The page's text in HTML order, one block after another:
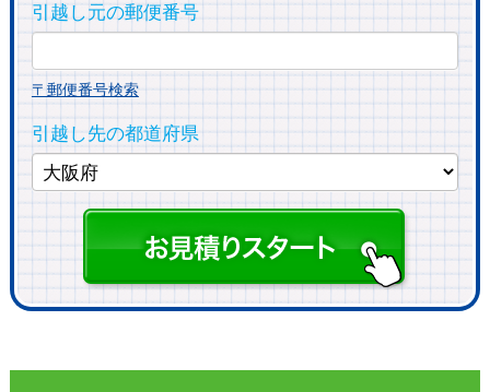
引越し元の郵便番号
〒郵便番号検索
引越し先の都道府県